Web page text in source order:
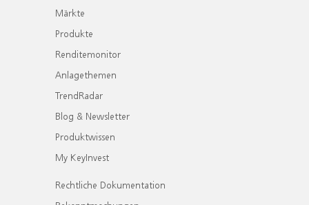
Märkte
Produkte
Renditemonitor
Anlagethemen
TrendRadar
Blog & Newsletter
Produktwissen
My KeyInvest
Rechtliche Dokumentation